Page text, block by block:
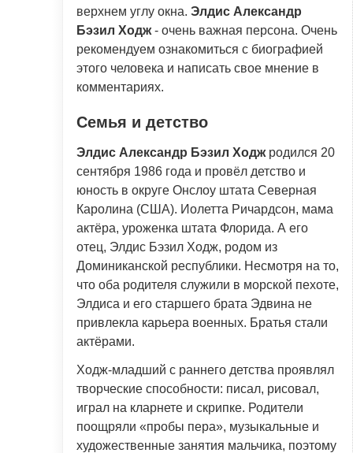
верхнем углу окна. Элдис Александр
Бэзил Ходж- очень важная персона. Очень
рекомендуем ознакомиться с биографией
этого человека и написать свое мнение в
комментариях.
Семья и детство
Элдис Александр Бэзил Ходж родился 20
сентября 1986 года и провёл детство и
юность в округе Онслоу штата Северная
Каролина (США). Иолетта Ричардсон, мама
актёра, уроженка штата Флорида. А его
отец, Элдис Бэзил Ходж, родом из
Доминиканской республики. Несмотря на то,
что оба родителя служили в морской пехоте,
Элдиса и его старшего брата Эдвина не
привлекла карьера военных. Братья стали
актёрами.
Ходж-младший с раннего детства проявлял
творческие способности: писал, рисовал,
играл на кларнете и скрипке. Родители
поощряли «пробы пера», музыкальные и
художественные занятия мальчика, поэтому